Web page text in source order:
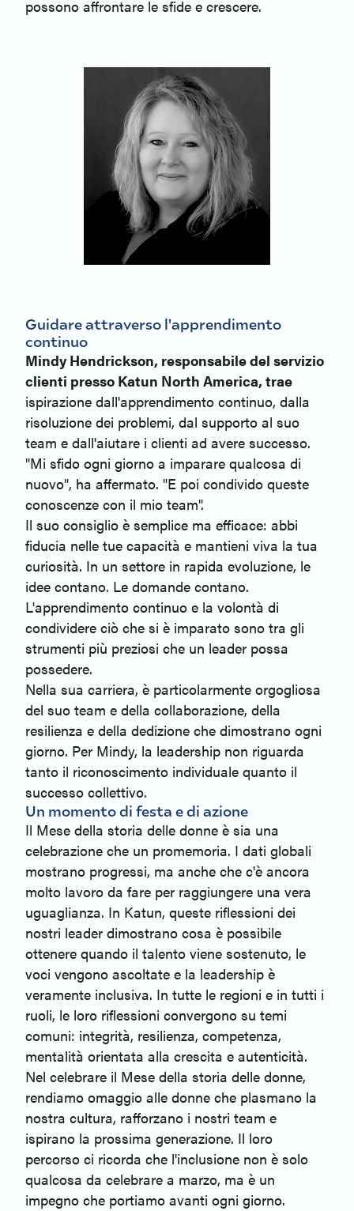
possono affrontare le sfide e crescere.
Guidare attraverso l'apprendimento
continuo
Mindy Hendrickson, responsabile del servizio
clienti presso Katun North America, trae
ispirazione dall'apprendimento continuo, dalla
risoluzione dei problemi, dal supporto al suo
team e dall'aiutare i clienti ad avere successo.
"Mi sfido ogni giorno a imparare qualcosa di
nuovo", ha affermato. "E poi condivido queste
conoscenze con il mio team".
Il suo consiglio è semplice ma efficace: abbi
fiducia nelle tue capacità e mantieni viva la tua
curiosità. In un settore in rapida evoluzione, le
idee contano. Le domande contano.
L'apprendimento continuo e la volontà di
condividere ciò che si è imparato sono tra gli
strumenti più preziosi che un leader possa
possedere.
Nella sua carriera, è particolarmente orgogliosa
del suo team e della collaborazione, della
resilienza e della dedizione che dimostrano ogni
giorno. Per Mindy, la leadership non riguarda
tanto il riconoscimento individuale quanto il
successo collettivo.
Un momento di festa e di azione
Il Mese della storia delle donne è sia una
celebrazione che un promemoria. I dati globali
mostrano progressi, ma anche che c'è ancora
molto lavoro da fare per raggiungere una vera
uguaglianza. In Katun, queste riflessioni dei
nostri leader dimostrano cosa è possibile
ottenere quando il talento viene sostenuto, le
voci vengono ascoltate e la leadership è
veramente inclusiva. In tutte le regioni e in tutti i
ruoli, le loro riflessioni convergono su temi
comuni: integrità, resilienza, competenza,
mentalità orientata alla crescita e autenticità.
Nel celebrare il Mese della storia delle donne,
rendiamo omaggio alle donne che plasmano la
nostra cultura, rafforzano i nostri team e
ispirano la prossima generazione. Il loro
percorso ci ricorda che l'inclusione non è solo
qualcosa da celebrare a marzo, ma è un
impegno che portiamo avanti ogni giorno.